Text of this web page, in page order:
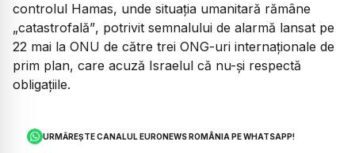
controlul Hamas, unde situația umanitară rămâne
„catastrofală”, potrivit semnalului de alarmă lansat pe
22 mai la ONU de către trei ONG-uri internaționale de
prim plan, care acuză Israelul că nu-și respectă
obligațiile.
URMĂREȘTE CANALUL EURONEWS ROMÂNIA PE WHATSAPP!